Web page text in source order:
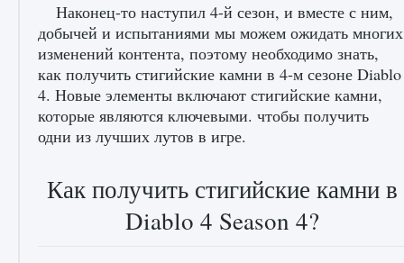
Как получить Thunder Egg в Stardew Valley
Наконец-то наступил 4-й сезон, и вместе с ним,
добычей и испытаниями мы можем ожидать многих
изменений контента, поэтому необходимо знать,
как получить стигийские камни в 4-м сезоне Diablo
4. Новые элементы включают стигийские камни,
которые являются ключевыми. чтобы получить
одни из лучших лутов в игре.
Как получить стигийские камни в
Diablo 4 Season 4?